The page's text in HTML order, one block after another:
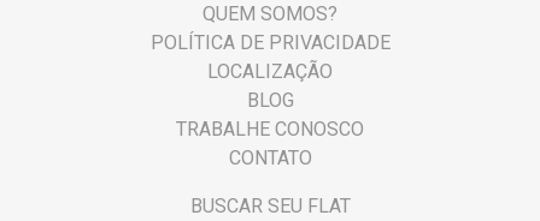
QUEM SOMOS?
POLÍTICA DE PRIVACIDADE
LOCALIZAÇÃO
BLOG
TRABALHE CONOSCO
CONTATO
BUSCAR SEU FLAT